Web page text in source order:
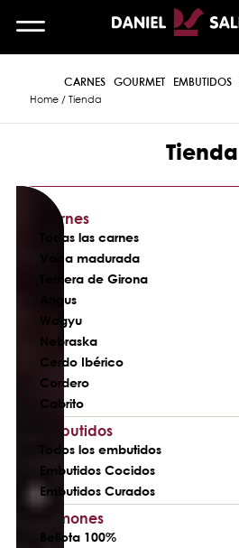
CARNES GOURMET EMBUTIDOS
Home/ Tienda
Tienda
Carnes
Todas las carnes
Vaca madurada
Ternera de Girona
Angus
Wagyu
Nebraska
Cerdo Ibérico
Cordero
Cabrito
Embutidos
Todos los embutidos
Embutidos Cocidos
Embutidos Curados
Jamones
Bellota 100%